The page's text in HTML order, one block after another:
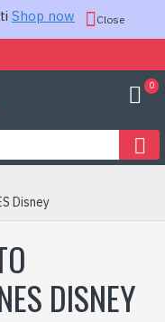
Shop now Close
0
Disney
DISNEY